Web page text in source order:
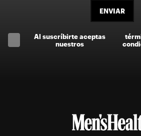
ENVIAR
Al suscríbirte aceptas
nuestros